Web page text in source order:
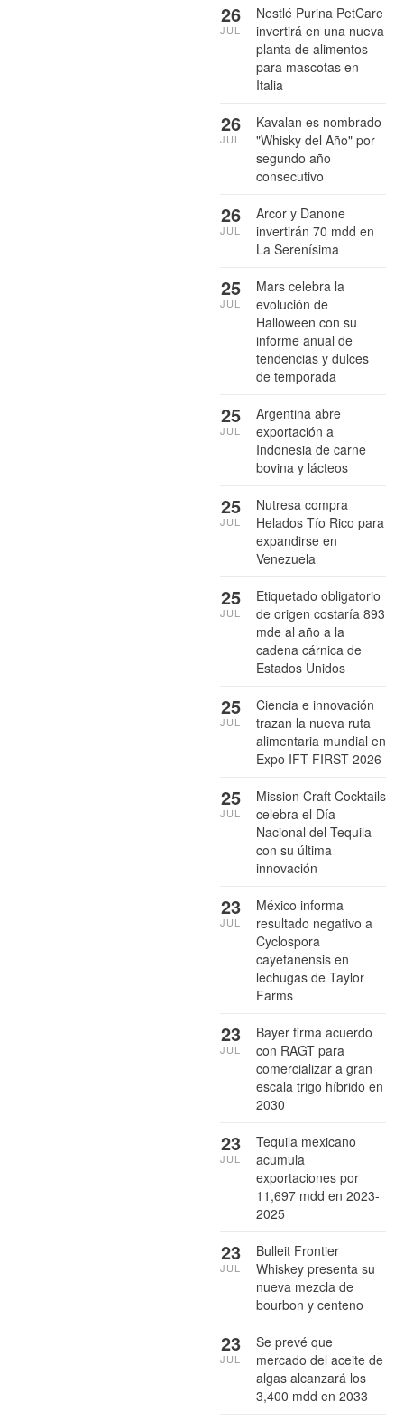
Nestlé Purina PetCare
invertirá en una nueva
planta de alimentos
para mascotas en
Italia
26
JUL
Kavalan es nombrado
"Whisky del Año" por
segundo año
consecutivo
26
JUL
Arcor y Danone
invertirán 70 mdd en
La Serenísima
26
JUL
Mars celebra la
evolución de
Halloween con su
informe anual de
tendencias y dulces
de temporada
25
JUL
Argentina abre
exportación a
Indonesia de carne
bovina y lácteos
25
JUL
Nutresa compra
Helados Tío Rico para
expandirse en
Venezuela
25
JUL
Etiquetado obligatorio
de origen costaría 893
mde al año a la
cadena cárnica de
Estados Unidos
25
JUL
Ciencia e innovación
trazan la nueva ruta
alimentaria mundial en
Expo IFT FIRST 2026
25
JUL
Mission Craft Cocktails
celebra el Día
Nacional del Tequila
con su última
innovación
25
JUL
México informa
resultado negativo a
Cyclospora
cayetanensis en
lechugas de Taylor
Farms
23
JUL
Bayer firma acuerdo
con RAGT para
comercializar a gran
escala trigo híbrido en
2030
23
JUL
Tequila mexicano
acumula
exportaciones por
11,697 mdd en 2023-
2025
23
JUL
Bulleit Frontier
Whiskey presenta su
nueva mezcla de
bourbon y centeno
23
JUL
Se prevé que
mercado del aceite de
algas alcanzará los
3,400 mdd en 2033
23
JUL